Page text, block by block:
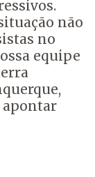
não
no
equipe
apontar